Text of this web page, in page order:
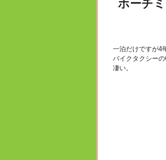
ホーチ
一泊だけですが4
バイクタクシー
凄い。